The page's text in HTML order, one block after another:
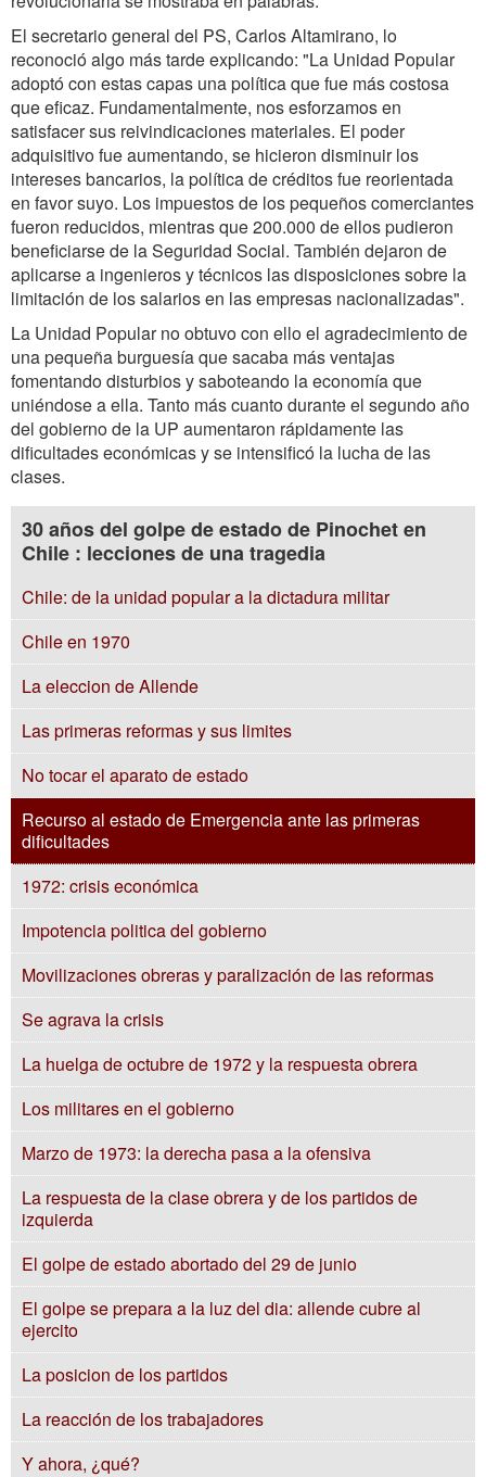
El secretario general del PS, Carlos Altamirano, lo
reconoció algo más tarde explicando: "La Unidad Popular
adoptó con estas capas una política que fue más costosa
que eficaz. Fundamentalmente, nos esforzamos en
satisfacer sus reivindicaciones materiales. El poder
adquisitivo fue aumentando, se hicieron disminuir los
intereses bancarios, la política de créditos fue reorientada
en favor suyo. Los impuestos de los pequeños comerciantes
fueron reducidos, mientras que 200.000 de ellos pudieron
beneficiarse de la Seguridad Social. También dejaron de
aplicarse a ingenieros y técnicos las disposiciones sobre la
limitación de los salarios en las empresas nacionalizadas".
La Unidad Popular no obtuvo con ello el agradecimiento de
una pequeña burguesía que sacaba más ventajas
fomentando disturbios y saboteando la economía que
uniéndose a ella. Tanto más cuanto durante el segundo año
del gobierno de la UP aumentaron rápidamente las
dificultades económicas y se intensificó la lucha de las
clases.
30 años del golpe de estado de Pinochet en
Chile : lecciones de una tragedia
Chile: de la unidad popular a la dictadura militar
Chile en 1970
La eleccion de Allende
Las primeras reformas y sus limites
No tocar el aparato de estado
Recurso al estado de Emergencia ante las primeras
dificultades
1972: crisis económica
Impotencia politica del gobierno
Movilizaciones obreras y paralización de las reformas
Se agrava la crisis
La huelga de octubre de 1972 y la respuesta obrera
Los militares en el gobierno
Marzo de 1973: la derecha pasa a la ofensiva
La respuesta de la clase obrera y de los partidos de
izquierda
El golpe de estado abortado del 29 de junio
El golpe se prepara a la luz del dia: allende cubre al
ejercito
La posicion de los partidos
La reacción de los trabajadores
Y ahora, ¿qué?